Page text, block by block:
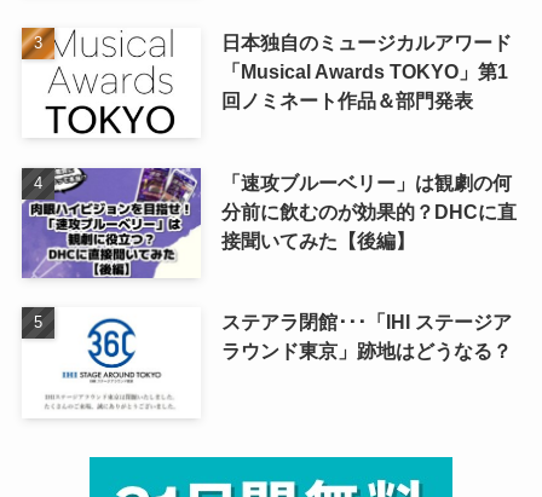
日本独自のミュージカルアワード
「Musical Awards TOKYO」第1
回ノミネート作品＆部門発表
「速攻ブルーベリー」は観劇の何
分前に飲むのが効果的？DHCに直
接聞いてみた【後編】
ステアラ閉館･･･「IHI ステージア
ラウンド東京」跡地はどうなる？